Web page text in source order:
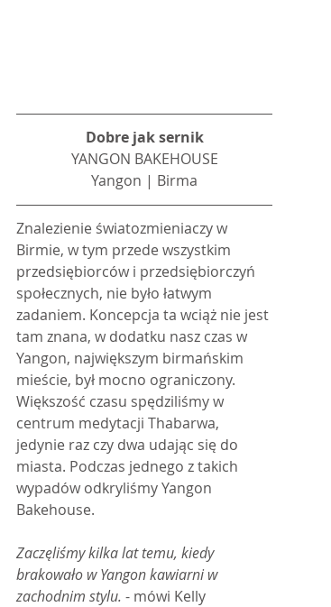
Dobre jak sernik
YANGON BAKEHOUSE
Yangon | Birma
Znalezienie światozmieniaczy w
Birmie, w tym przede wszystkim
przedsiębiorców i przedsiębiorczyń
społecznych, nie było łatwym
zadaniem. Koncepcja ta wciąż nie jest
tam znana, w dodatku nasz czas w
Yangon, największym birmańskim
mieście, był mocno ograniczony.
Większość czasu spędziliśmy w
centrum medytacji Thabarwa,
jedynie raz czy dwa udając się do
miasta. Podczas jednego z takich
wypadów odkryliśmy Yangon
Bakehouse.
Zaczęliśmy kilka lat temu, kiedy
brakowało w Yangon kawiarni w
zachodnim stylu. - mówi Kelly